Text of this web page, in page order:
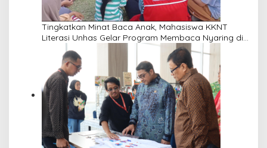
Tingkatkan Minat Baca Anak, Mahasiswa KKNT
Literasi Unhas Gelar Program Membaca Nyaring di
Lima Dusun Desa Laikang